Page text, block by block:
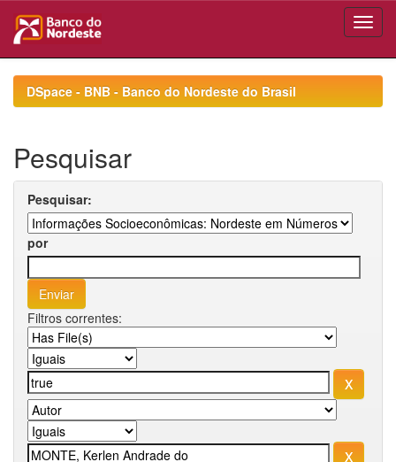
navigationDSpace - BNB - Banco do Nordeste do Brasil
Pesquisar
Pesquisar:
por
Filtros correntes: